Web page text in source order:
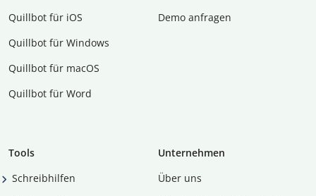
Quillbot für iOS
Quillbot für Windows
Quillbot für macOS
Quillbot für Word
Demo anfragen
Tools
Schreibhilfen
Unternehmen
Über uns